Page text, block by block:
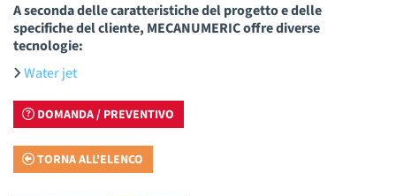
A seconda delle caratteristiche del progetto e delle
specifiche del cliente, MECANUMERIC offre diverse
tecnologie:
Water jet
DOMANDA / PREVENTIVO
TORNA ALL'ELENCO